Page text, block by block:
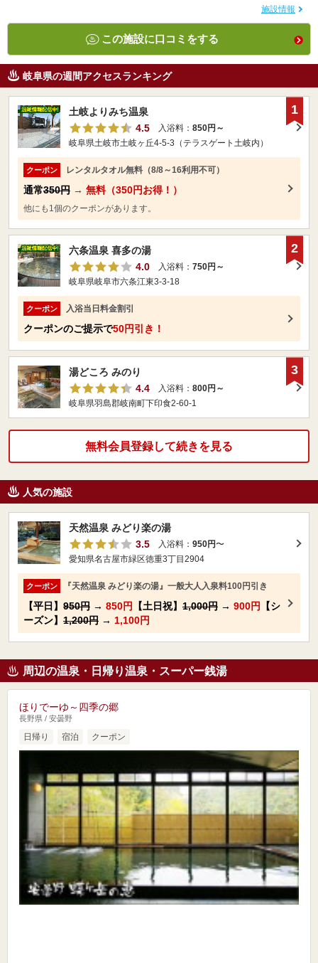
施設情報
この施設に口コミをする
岐阜県の週間アクセスランキング
土岐よりみち温泉
4.5
入浴料： 850円～
岐阜県土岐市土岐ヶ丘4-5-3（テラスゲート土岐内）
クーポン レンタルタオル無料（8/8～16利用不可）
通常350円 → 無料（350円お得！）
他にも1個のクーポンがあります。
1
六条温泉 喜多の湯
4.0
入浴料： 750円～
岐阜県岐阜市六条江東3-3-18
クーポン 入浴当日料金割引
クーポンのご提示で50円引き！
2
湯どころ みのり
4.4
入浴料： 800円～
岐阜県羽島郡岐南町下印食2‐60‐1
3
無料会員登録して続きを見る
人気の施設
天然温泉 みどり楽の湯
3.5
入浴料： 950円〜
愛知県名古屋市緑区徳重3丁目2904
クーポン 『天然温泉 みどり楽の湯』一般大人入泉料100円引き
【平日】 950円 → 850円 【土日祝】 1,000円 → 900円
【シ
ーズン】 1,200円 → 1,100円
周辺の温泉・日帰り温泉・スーパー銭湯
ほりでーゆ～四季の郷
長野県 / 安曇野
日帰り 宿泊 クーポン